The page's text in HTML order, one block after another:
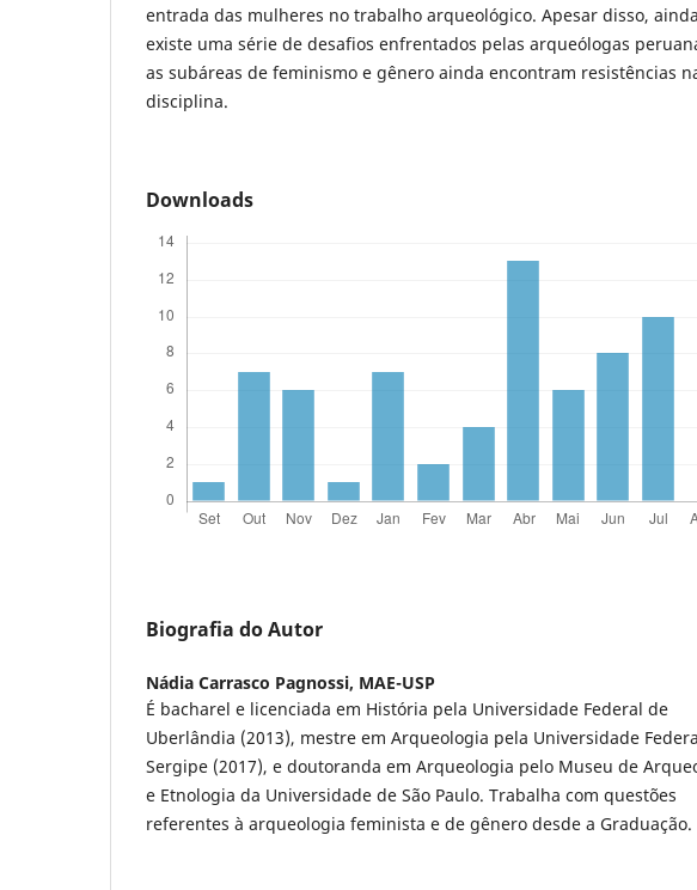
entrada das mulheres no trabalho arqueológico. Apesar disso, ainda
existe uma série de desafios enfrentados pelas arqueólogas
as subáreas de feminismo e gênero ainda encontram resistências
disciplina.
Downloads
Biografia do Autor
Nádia Carrasco Pagnossi, MAE-USP
É bacharel e licenciada em História pela Universidade Federal de
Uberlândia (2013), mestre em Arqueologia pela Universidade
Sergipe (2017), e doutoranda em Arqueologia pelo Museu de
e Etnologia da Universidade de São Paulo. Trabalha com questões
referentes à arqueologia feminista e de gênero desde a Graduação.